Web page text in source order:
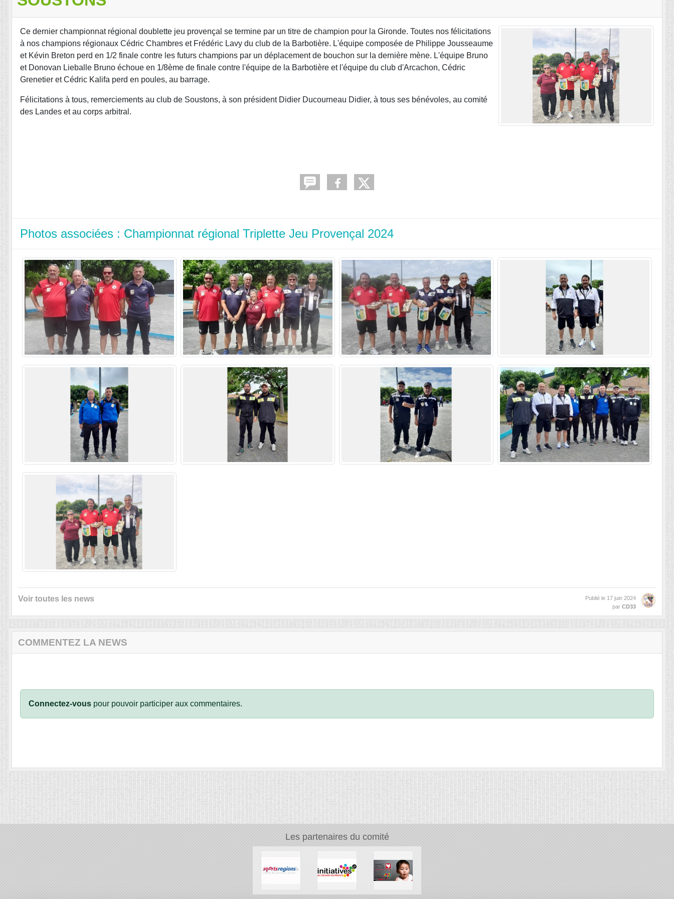
Ce dernier championnat régional doublette jeu provençal se termine par un titre de champion pour la Gironde. Toutes nos félicitations
à nos champions régionaux Cédric Chambres et Frédéric Lavy du club de la Barbotière. L'équipe composée de Philippe Jousseaume
et Kévin Breton perd en 1/2 finale contre les futurs champions par un déplacement de bouchon sur la dernière mène. L'équipe Bruno
et Donovan Lieballe Bruno échoue en 1/8ème de finale contre l'équipe de la Barbotière et l'équipe du club d'Arcachon, Cédric
Grenetier et Cédric Kalifa perd en poules, au barrage.
Félicitations à tous, remerciements au club de Soustons, à son président Didier Ducourneau Didier, à tous ses bénévoles, au comité
des Landes et au corps arbitral.
Photos associées : Championnat régional Triplette Jeu Provençal 2024
Voir toutes les news Publié le 17 juin 2024
par CD33
COMMENTEZ LA NEWS
Connectez-vous pour pouvoir participer aux commentaires.
Les partenaires du comité